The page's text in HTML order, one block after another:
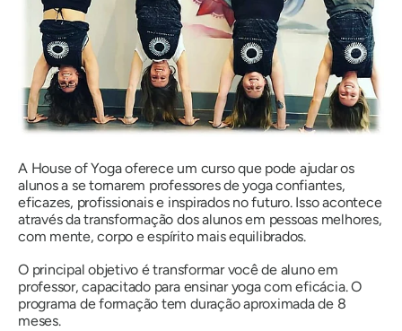
A House of Yoga oferece um curso que pode ajudar os
alunos a se tornarem professores de yoga confiantes,
eficazes, profissionais e inspirados no futuro. Isso acontece
através da transformação dos alunos em pessoas melhores,
com mente, corpo e espírito mais equilibrados.
O principal objetivo é transformar você de aluno em
professor, capacitado para ensinar yoga com eficácia. O
programa de formação tem duração aproximada de 8
meses.